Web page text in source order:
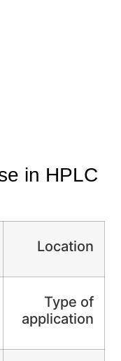
in HPLC
Location
Type of
application